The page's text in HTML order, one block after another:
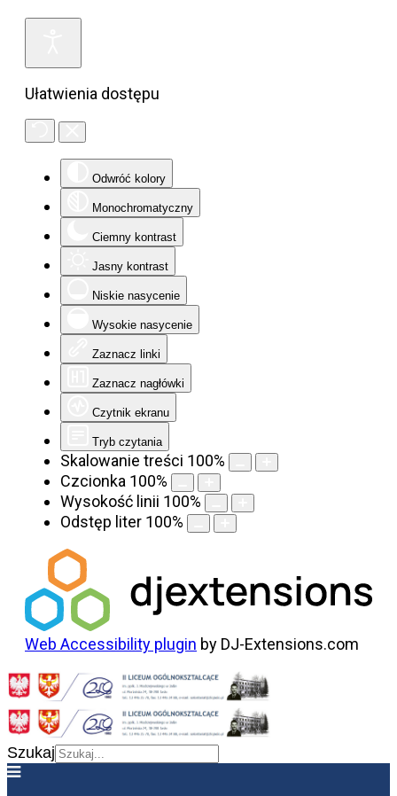
Ułatwienia dostępu
Odwróć kolory
Monochromatyczny
Ciemny kontrast
Jasny kontrast
Niskie nasycenie
Wysokie nasycenie
Zaznacz linki
Zaznacz nagłówki
Czytnik ekranu
Tryb czytania
Skalowanie treści 100%
Czcionka 100%
Wysokość linii 100%
Odstęp liter 100%
Web Accessibility plugin by DJ-Extensions.com
Szukaj